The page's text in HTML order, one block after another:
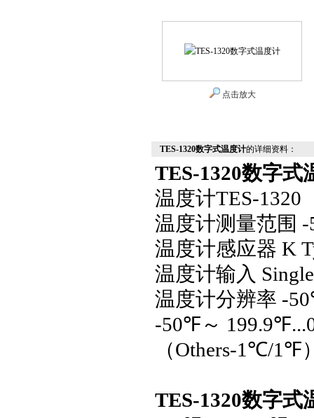
点击放大
TES-1320数字式温度计的详细资料：
TES-1320数字式
温度计TES-1320
温度计测量范围 -
温度计感应器 K
温度计输入
温度计分辨率 -50
-50℉ ～ 199.9℉
（Others-1 ℃/1 ℉
TES-1320数字式